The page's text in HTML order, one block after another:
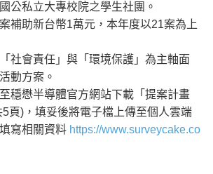
公私立大專校院之學生社團。
補助新台幣1萬元，本年度以21案為上
社會責任」與「環境保護」為主軸面
動方案。
穩懋半導體官方網站下載「提案計畫
頁)，填妥後將電子檔上傳至個人雲端
寫相關資料 https://www.surveycake.co